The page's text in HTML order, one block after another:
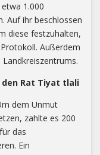
1.000
Auf ihr beschlossen
diese festzuhalten,
Außerdem
Rat Tiyat tlali
dem Unmut
zahlte es 200
das
Ein